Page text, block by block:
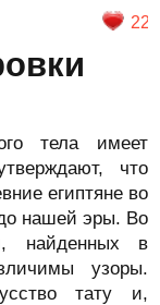
22
тела имеет
что
египтяне во
нашей эры. Во
найденных в
узоры.
тату и,